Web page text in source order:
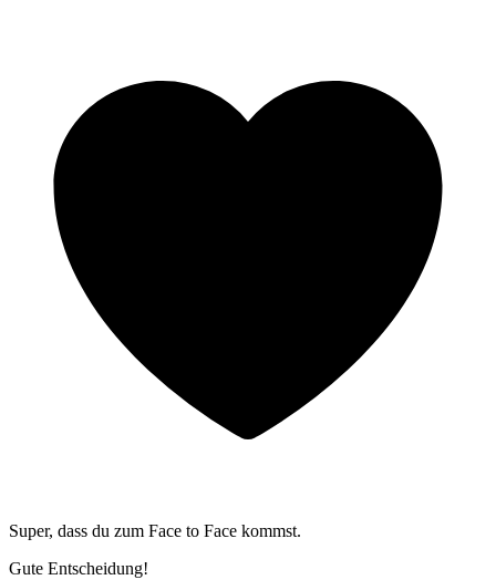
Super, dass du zum Face to Face kommst.
Gute Entscheidung!